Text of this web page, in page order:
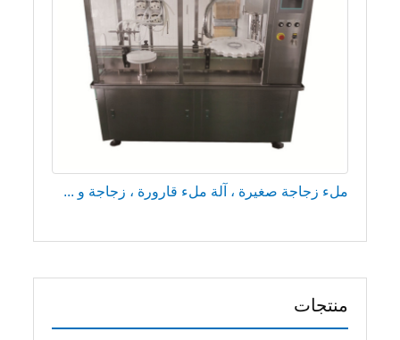
ملء زجاجة صغيرة ، آلة ملء قارورة ، زجاجة و ...
منتجات